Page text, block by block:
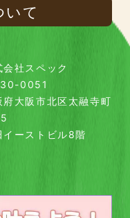
いて
会社スペック
0051
府大阪市北区太融寺町
イーストビル8階